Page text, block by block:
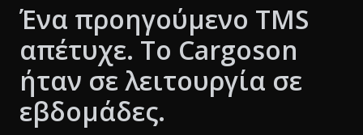
Ένα προηγούμενο TMS
απέτυχε. Το Cargoson
ήταν σε λειτουργία σε
εβδομάδες.